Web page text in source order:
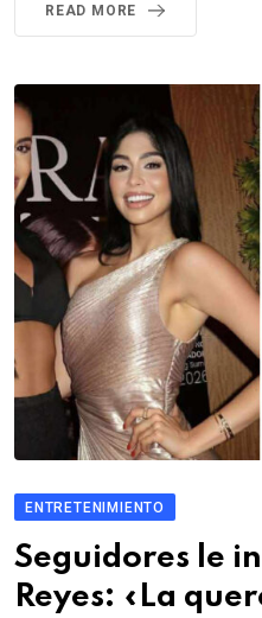
READ MORE
ENTRETENIMIENTO
Seguidores le
Reyes: «La